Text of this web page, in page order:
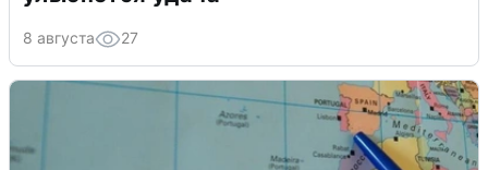
8 августа 27